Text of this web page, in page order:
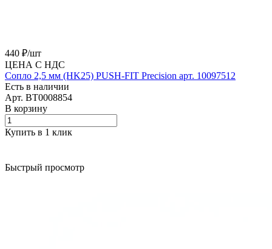
440 ₽/шт
ЦЕНА С НДС
Сопло 2,5 мм (HK25) PUSH-FIT Precision арт. 10097512
Есть в наличии
Арт. BT0008854
В корзину
Купить в 1 клик
Быстрый просмотр